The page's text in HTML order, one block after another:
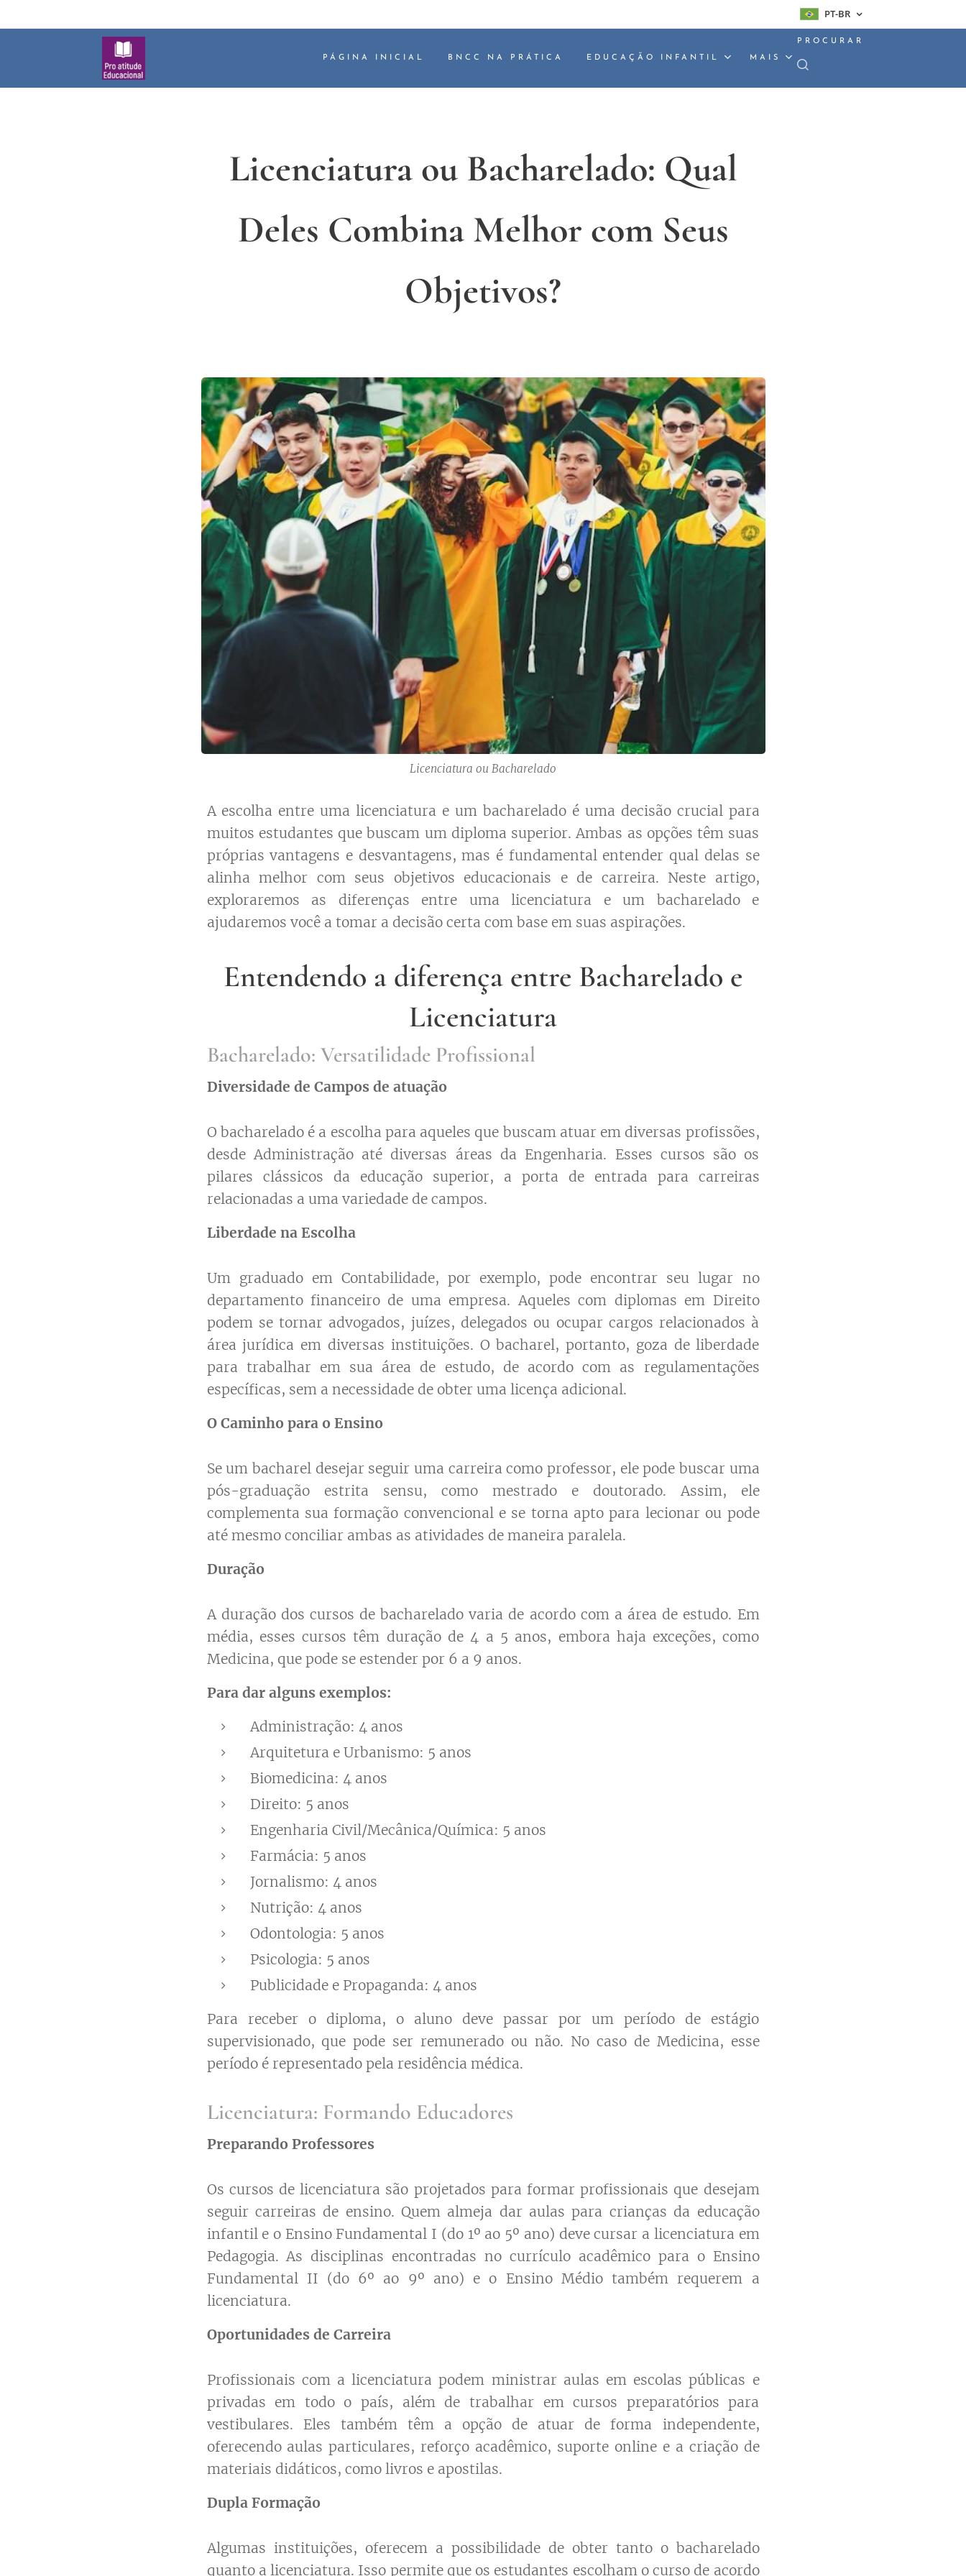
PT-BR
PÁGINA INICIAL BNCC NA PRÁTICA EDUCAÇÃO INFANTIL MAIS
PROCURAR
Licenciatura ou Bacharelado: Qual
Deles Combina Melhor com Seus
Objetivos?
Licenciatura ou Bacharelado
A escolha entre uma licenciatura e um bacharelado é uma decisão crucial para
muitos estudantes que buscam um diploma superior. Ambas as opções têm suas
próprias vantagens e desvantagens, mas é fundamental entender qual delas se
alinha melhor com seus objetivos educacionais e de carreira. Neste artigo,
exploraremos as diferenças entre uma licenciatura e um bacharelado e
ajudaremos você a tomar a decisão certa com base em suas aspirações.
Entendendo a diferença entre Bacharelado e
Licenciatura
Bacharelado: Versatilidade Profissional
Diversidade de Campos de atuação
O bacharelado é a escolha para aqueles que buscam atuar em diversas profissões,
desde Administração até diversas áreas da Engenharia. Esses cursos são os
pilares clássicos da educação superior, a porta de entrada para carreiras
relacionadas a uma variedade de campos.
Liberdade na Escolha
Um graduado em Contabilidade, por exemplo, pode encontrar seu lugar no
departamento financeiro de uma empresa. Aqueles com diplomas em Direito
podem se tornar advogados, juízes, delegados ou ocupar cargos relacionados à
área jurídica em diversas instituições. O bacharel, portanto, goza de liberdade
para trabalhar em sua área de estudo, de acordo com as regulamentações
específicas, sem a necessidade de obter uma licença adicional.
O Caminho para o Ensino
Se um bacharel desejar seguir uma carreira como professor, ele pode buscar uma
pós-graduação estrita sensu, como mestrado e doutorado. Assim, ele
complementa sua formação convencional e se torna apto para lecionar ou pode
até mesmo conciliar ambas as atividades de maneira paralela.
Duração
A duração dos cursos de bacharelado varia de acordo com a área de estudo. Em
média, esses cursos têm duração de 4 a 5 anos, embora haja exceções, como
Medicina, que pode se estender por 6 a 9 anos.
Para dar alguns exemplos:
Administração: 4 anos
Arquitetura e Urbanismo: 5 anos
Biomedicina: 4 anos
Direito: 5 anos
Engenharia Civil/Mecânica/Química: 5 anos
Farmácia: 5 anos
Jornalismo: 4 anos
Nutrição: 4 anos
Odontologia: 5 anos
Psicologia: 5 anos
Publicidade e Propaganda: 4 anos
Para receber o diploma, o aluno deve passar por um período de estágio
supervisionado, que pode ser remunerado ou não. No caso de Medicina, esse
período é representado pela residência médica.
Licenciatura: Formando Educadores
Preparando Professores
Os cursos de licenciatura são projetados para formar profissionais que desejam
seguir carreiras de ensino. Quem almeja dar aulas para crianças da educação
infantil e o Ensino Fundamental I (do 1º ao 5º ano) deve cursar a licenciatura em
Pedagogia. As disciplinas encontradas no currículo acadêmico para o Ensino
Fundamental II (do 6º ao 9º ano) e o Ensino Médio também requerem a
licenciatura.
Oportunidades de Carreira
Profissionais com a licenciatura podem ministrar aulas em escolas públicas e
privadas em todo o país, além de trabalhar em cursos preparatórios para
vestibulares. Eles também têm a opção de atuar de forma independente,
oferecendo aulas particulares, reforço acadêmico, suporte online e a criação de
materiais didáticos, como livros e apostilas.
Dupla Formação
Algumas instituições, oferecem a possibilidade de obter tanto o bacharelado
quanto a licenciatura. Isso permite que os estudantes escolham o curso de acordo